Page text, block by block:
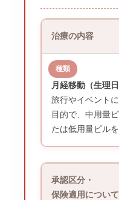
治療の内容
月経移動（生理
旅行やイベント
目的で、中用量
たは低用量ピル
承認区分・
保険適用について